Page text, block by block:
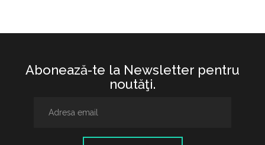
Abonează-te la Newsletter pentru
noutăţi.